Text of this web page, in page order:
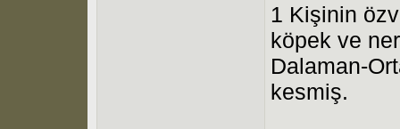
1 Kişinin
köpek ve
Dalaman-
kesmiş.